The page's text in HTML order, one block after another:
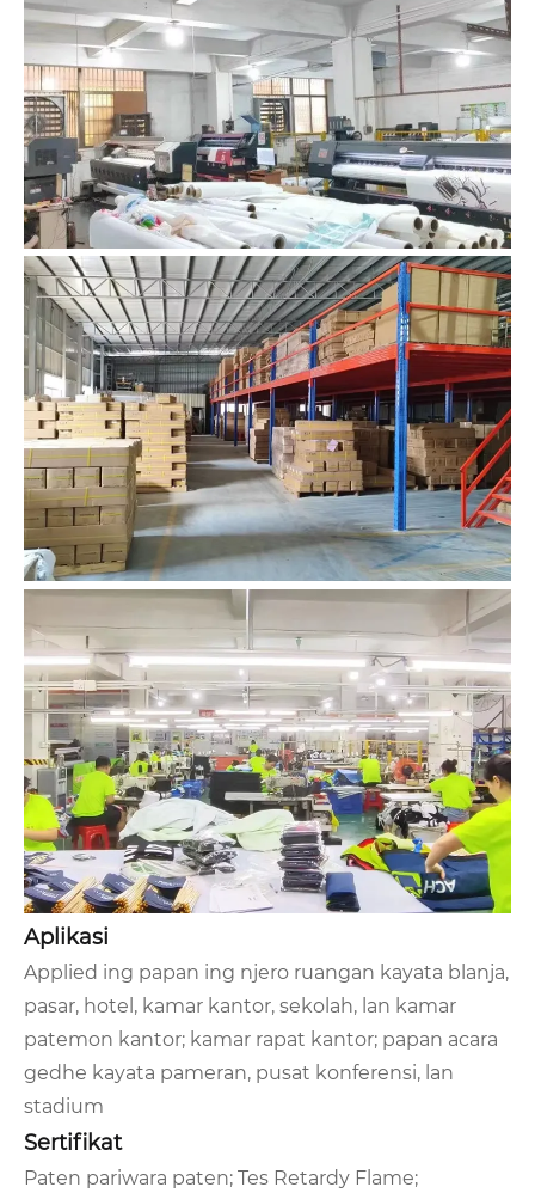
Aplikasi
Applied ing papan ing njero ruangan kayata blanja,
pasar, hotel, kamar kantor, sekolah, lan kamar
patemon kantor; kamar rapat kantor; papan acara
gedhe kayata pameran, pusat konferensi, lan
stadium
Sertifikat
Paten pariwara paten; Tes Retardy Flame;